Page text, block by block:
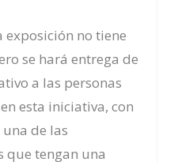
no tiene
se hará entrega de
a las personas
esta iniciativa, con
de las
que tengan una